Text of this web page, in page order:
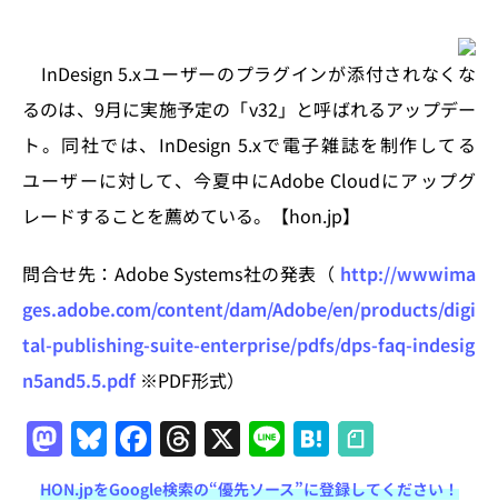
InDesign 5.xユーザーのプラグインが添付されなくな
るのは、9月に実施予定の「v32」と呼ばれるアップデー
ト。同社では、InDesign 5.xで電子雑誌を制作してる
ユーザーに対して、今夏中にAdobe Cloudにアップグ
レードすることを薦めている。【hon.jp】
問合せ先：Adobe Systems社の発表（ http://wwwima
ges.adobe.com/content/dam/Adobe/en/products/digi
tal-publishing-suite-enterprise/pdfs/dps-faq-indesig
n5and5.5.pdf ※PDF形式）
M
a
Bl
u
F
a
T
h
X Li
n
H
at
HON.jpをGoogle検索の“優先ソース”に登録してください！